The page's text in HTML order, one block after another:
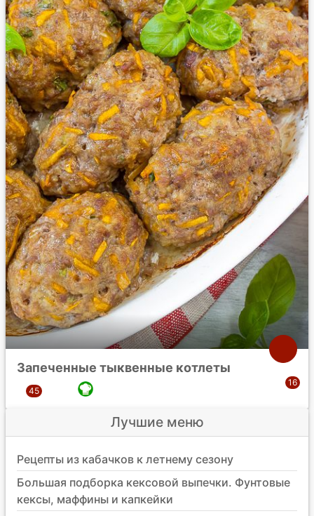
Запеченные тыквенные котлеты
Лучшие меню
Рецепты из кабачков к летнему сезону
Большая подборка кексовой выпечки. Фунтовые
кексы, маффины и капкейки